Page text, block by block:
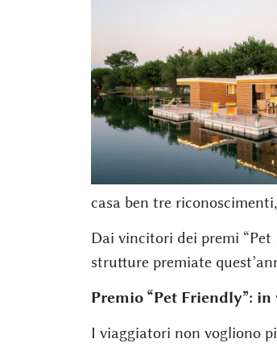
casa ben tre
Dai vincitori dei premi “Pet
strutture premiate
Premio “Pet Friendly”:
I viaggiatori non vogliono